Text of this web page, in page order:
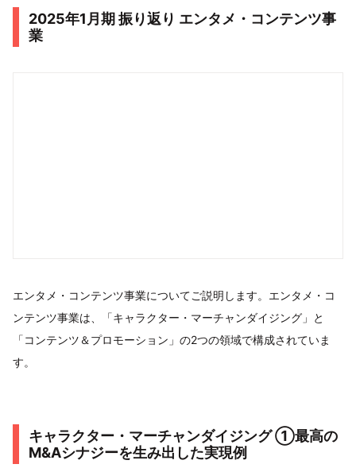
2025年1月期 振り返り エンタメ・コンテンツ事
業
エンタメ・コンテンツ事業についてご説明します。エンタメ・コ
ンテンツ事業は、「キャラクター・マーチャンダイジング」と
「コンテンツ＆プロモーション」の2つの領域で構成されていま
す。
キャラクター・マーチャンダイジング ①最高の
M&Aシナジーを生み出した実現例